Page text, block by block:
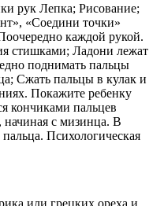
рук Лепка; Рисование;
«Соедини точки»
каждой рукой.
стишками; Ладони лежат
поднимать пальцы
Сжать пальцы в кулак и
Покажите ребенку
кончиками пальцев
начиная с мизинца. В
Психологическая
или грецких ореха и